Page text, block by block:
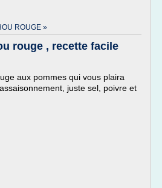
ROUGE »
rouge , recette facile
aux pommes qui vous plaira
juste sel, poivre et